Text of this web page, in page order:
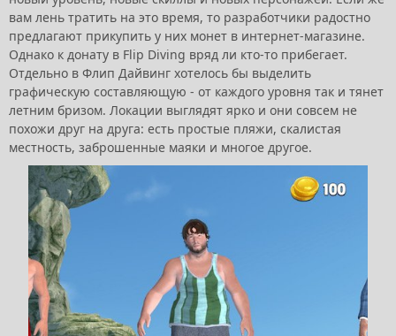
вам лень тратить на это время, то разработчики радостно
предлагают прикупить у них монет в интернет-магазине.
Однако к донату в Flip Diving вряд ли кто-то прибегает.
Отдельно в Флип Дайвинг хотелось бы выделить
графическую составляющую - от каждого уровня так и тянет
летним бризом. Локации выглядят ярко и они совсем не
похожи друг на друга: есть простые пляжи, скалистая
местность, заброшенные маяки и многое другое.